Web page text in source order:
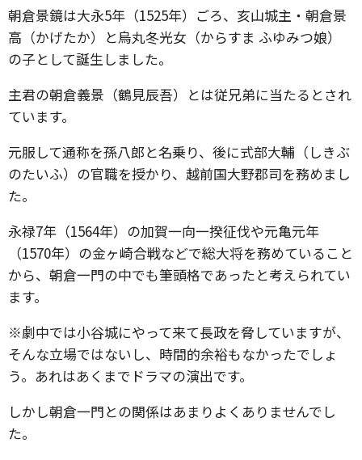
朝倉景鏡は大永5年（1525年）ごろ、亥山城主・朝倉景
高（かげたか）と烏丸冬光女（からすま ふゆみつ娘）
の子として誕生しました。
主君の朝倉義景（鶴見辰吾）とは従兄弟に当たるとされ
ています。
元服して通称を孫八郎と名乗り、後に式部大輔（しきぶ
のたいふ）の官職を授かり、越前国大野郡司を務めまし
た。
永禄7年（1564年）の加賀一向一揆征伐や元亀元年
（1570年）の金ヶ崎合戦などで総大将を務めていること
から、朝倉一門の中でも筆頭格であったと考えられてい
ます。
※劇中では小谷城にやって来て長政を脅していますが、
そんな立場ではないし、時間的余裕もなかったでしょ
う。あれはあくまでドラマの演出です。
しかし朝倉一門との関係はあまりよくありませんでし
た。